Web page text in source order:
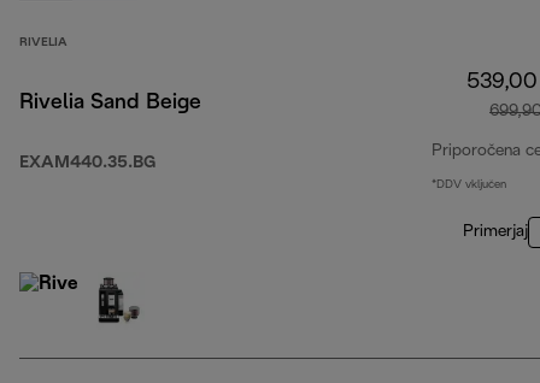
RIVELIA
Rivelia Sand Beige
EXAM440.35.BG
Priporočena
*DDV vključen
Primerjaj